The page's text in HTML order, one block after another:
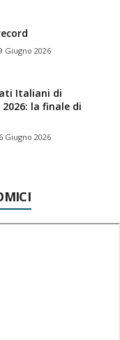
Giugno 2026
Italiani di
la finale di
Giugno 2026